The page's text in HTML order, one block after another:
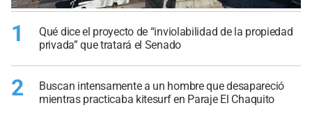
1
Qué dice el proyecto de “inviolabilidad de la propiedad
privada” que tratará el Senado
2
Buscan intensamente a un hombre que desapareció
mientras practicaba kitesurf en Paraje El Chaquito